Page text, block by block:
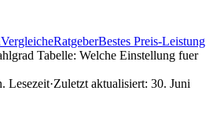
VergleicheRatgeberBestes Preis-Leistung
Tabelle: Welche Einstellung fuer
Lesezeit·Zuletzt aktualisiert: 30. Juni